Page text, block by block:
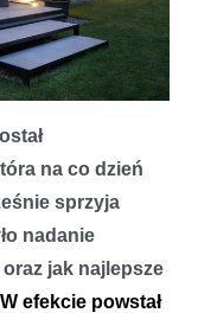
na co dzień
sprzyja
nadanie
jak najlepsze
W efekcie powstał